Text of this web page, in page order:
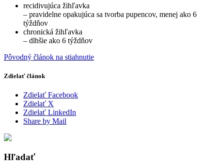
recidivujúca žihľavka
– pravidelne opakujúca sa tvorba pupencov, menej ako 6
týždňov
chronická žihľavka
– dlhšie ako 6 týždňov
Pôvodný článok na stiahnutie
Zdielať článok
Zdielať Facebook
Zdielať X
Zdielať LinkedIn
Share by Mail
Hľadať